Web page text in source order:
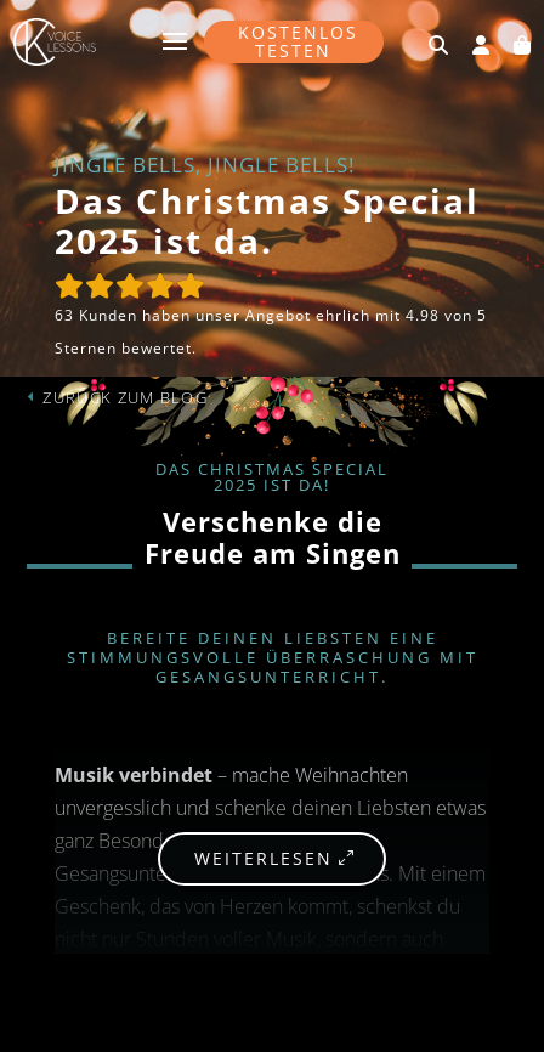
KOSTENLOS
TESTEN
JINGLE BELLS, JINGLE BELLS!
Das Christmas Special
2025 ist da.
63 Kunden haben unser Angebot ehrlich mit 4.98 von 5
Sternen bewertet.
ZURÜCK ZUM BLOG
DAS CHRISTMAS SPECIAL
2025 IST DA!
Verschenke die
Freude am Singen
BEREITE DEINEN LIEBSTEN EINE
STIMMUNGSVOLLE ÜBERRASCHUNG MIT
GESANGSUNTERRICHT.
Musik verbindet– mache Weihnachten
unvergesslich und schenke deinen Liebsten etwas
ganz Besonderes: professionellen
Gesangsunterricht bei CK Voicelessons. Mit einem
Geschenk, das von Herzen kommt, schenkst du
nicht nur Stunden voller Musik, sondern auch
WEITERLESEN